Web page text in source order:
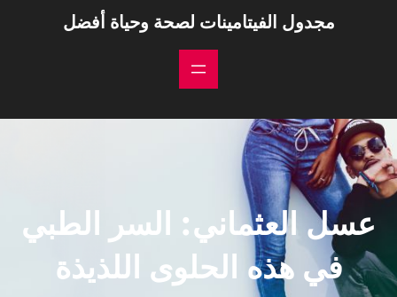
مجدول الفيتامينات لصحة وحياة أفضل
عسل العثماني: السر الطبي
في هذه الحلوى اللذيذة